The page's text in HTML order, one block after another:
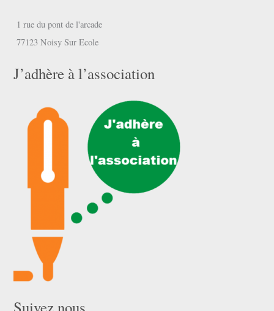
1 rue du pont de l'arcade
77123 Noisy Sur Ecole
J’adhère à l’association
Suivez nous …